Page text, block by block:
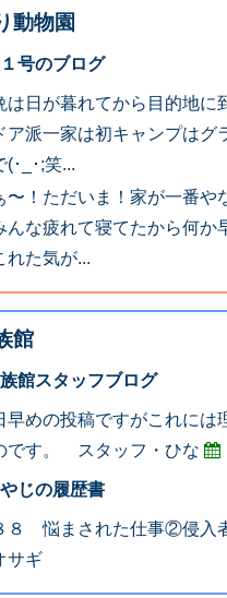
動物園
号のブログ
は日が暮れてから目的地に
ア派一家は初キャンプはグ
(･_･;笑...
〜！ただいま！家が一番や
んな疲れて寝てたから何か
れた気が...
館
館スタッフブログ
早めの投稿ですがこれには
です。 スタッフ・ひな
じの履歴書
８ 悩まされた仕事②侵入
サギ